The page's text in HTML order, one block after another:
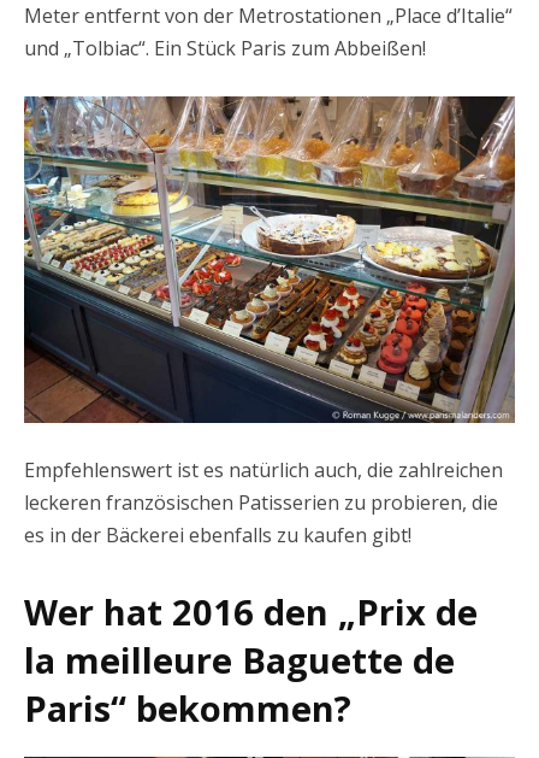
Meter entfernt von der Metrostationen „Place d’Italie“
und „Tolbiac“. Ein Stück Paris zum Abbeißen!
Empfehlenswert ist es natürlich auch, die zahlreichen
leckeren französischen Patisserien zu probieren, die
es in der Bäckerei ebenfalls zu kaufen gibt!
Wer hat 2016 den „Prix de
la meilleure Baguette de
Paris“ bekommen?